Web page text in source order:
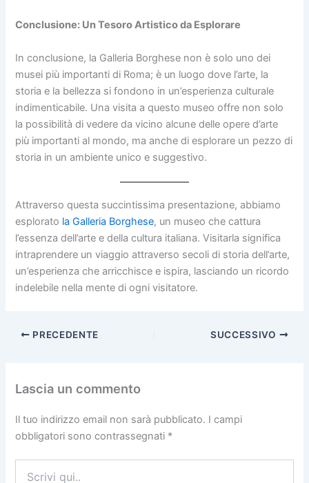
Conclusione: Un Tesoro Artistico da Esplorare
In conclusione, la Galleria Borghese non è solo uno dei
musei più importanti di Roma; è un luogo dove l’arte, la
storia e la bellezza si fondono in un’esperienza culturale
indimenticabile. Una visita a questo museo offre non solo
la possibilità di vedere da vicino alcune delle opere d’arte
più importanti al mondo, ma anche di esplorare un pezzo di
storia in un ambiente unico e suggestivo.
Attraverso questa succintissima presentazione, abbiamo
esplorato la Galleria Borghese, un museo che cattura
l’essenza dell’arte e della cultura italiana. Visitarla significa
intraprendere un viaggio attraverso secoli di storia dell’arte,
un’esperienza che arricchisce e ispira, lasciando un ricordo
indelebile nella mente di ogni visitatore.
PRECEDENTE SUCCESSIVO
Lascia un commento
Il tuo indirizzo email non sarà pubblicato. I campi
obbligatori sono contrassegnati *
qui..